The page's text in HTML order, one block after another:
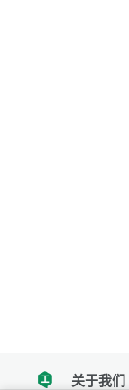
tencent关于我们